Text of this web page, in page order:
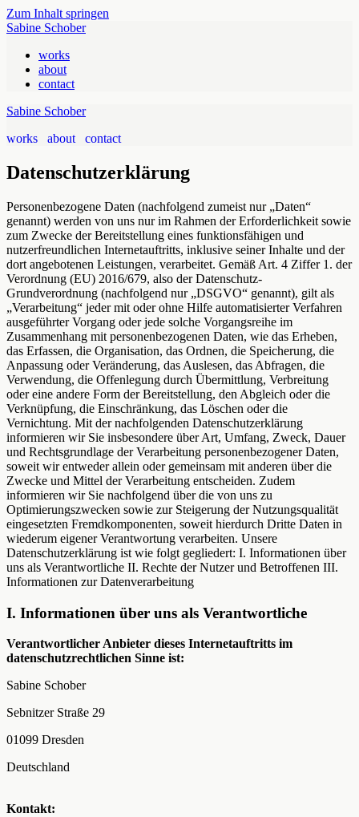
Zum Inhalt springen
Sabine Schober
works
about
contact
Sabine Schober
works
about contact
Datenschutzerklärung
Personenbezogene Daten (nachfolgend zumeist nur „Daten“
genannt) werden von uns nur im Rahmen der Erforderlichkeit sowie
zum Zwecke der Bereitstellung eines funktionsfähigen und
nutzerfreundlichen Internetauftritts, inklusive seiner Inhalte und der
dort angebotenen Leistungen, verarbeitet. Gemäß Art. 4 Ziffer 1. der
Verordnung (EU) 2016/679, also der Datenschutz-
Grundverordnung (nachfolgend nur „DSGVO“ genannt), gilt als
„Verarbeitung“ jeder mit oder ohne Hilfe automatisierter Verfahren
ausgeführter Vorgang oder jede solche Vorgangsreihe im
Zusammenhang mit personenbezogenen Daten, wie das Erheben,
das Erfassen, die Organisation, das Ordnen, die Speicherung, die
Anpassung oder Veränderung, das Auslesen, das Abfragen, die
Verwendung, die Offenlegung durch Übermittlung, Verbreitung
oder eine andere Form der Bereitstellung, den Abgleich oder die
Verknüpfung, die Einschränkung, das Löschen oder die
Vernichtung. Mit der nachfolgenden Datenschutzerklärung
informieren wir Sie insbesondere über Art, Umfang, Zweck, Dauer
und Rechtsgrundlage der Verarbeitung personenbezogener Daten,
soweit wir entweder allein oder gemeinsam mit anderen über die
Zwecke und Mittel der Verarbeitung entscheiden. Zudem
informieren wir Sie nachfolgend über die von uns zu
Optimierungszwecken sowie zur Steigerung der Nutzungsqualität
eingesetzten Fremdkomponenten, soweit hierdurch Dritte Daten in
wiederum eigener Verantwortung verarbeiten. Unsere
Datenschutzerklärung ist wie folgt gegliedert: I. Informationen über
uns als Verantwortliche II. Rechte der Nutzer und Betroffenen III.
Informationen zur Datenverarbeitung
I. Informationen über uns als Verantwortliche
Verantwortlicher Anbieter dieses Internetauftritts im
datenschutzrechtlichen Sinne ist:
Sabine Schober
Sebnitzer Straße 29
01099 Dresden
Deutschland
Kontakt: